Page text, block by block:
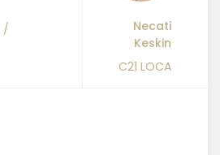
/
Necati
Keskin
C21 LOCA